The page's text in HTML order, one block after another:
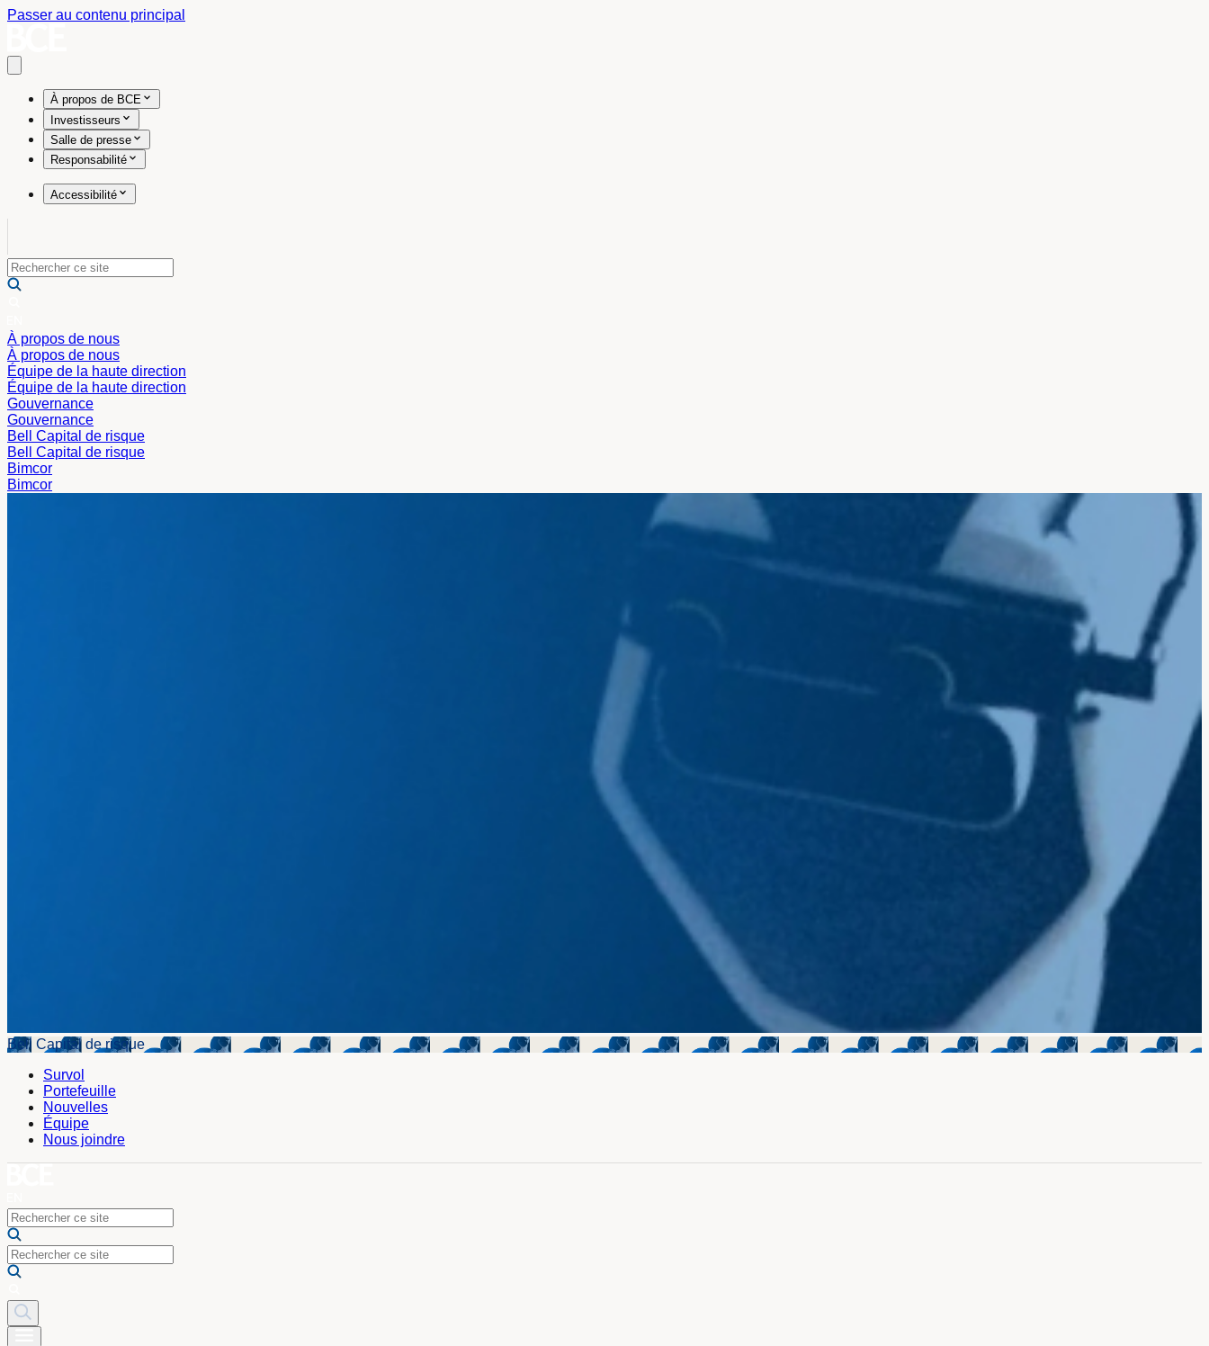
Passer au contenu principal
À propos de BCE
Investisseurs
Salle de presse
Responsabilité
Accessibilité
À propos de nous
À propos de nous
Équipe de la haute direction
Équipe de la haute direction
Gouvernance
Gouvernance
Bell Capital de risque
Bell Capital de risque
Bimcor
Bimcor
Bell Capital de risque
Survol
Portefeuille
Nouvelles
Équipe
Nous joindre